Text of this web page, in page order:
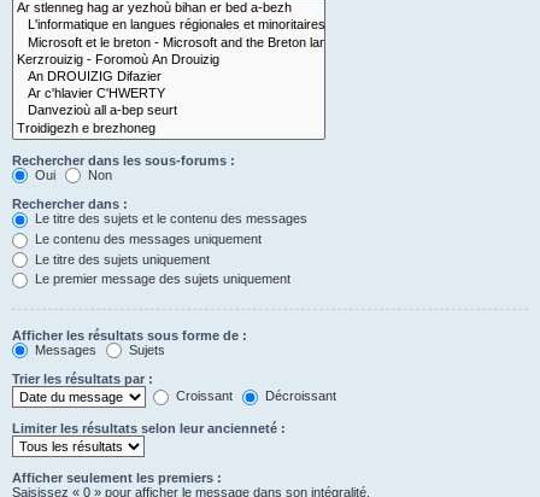
Rechercher dans les sous-forums :
Oui
Non
Rechercher dans :
Le titre des sujets et le contenu des messages
Le contenu des messages uniquement
Le titre des sujets uniquement
Le premier message des sujets uniquement
Afficher les résultats sous forme de :
Messages
Sujets
Trier les résultats par :
Croissant
Décroissant
Limiter les résultats selon leur ancienneté :
Afficher seulement les premiers :
Saisissez « 0 » pour afficher le message dans son intégralité.